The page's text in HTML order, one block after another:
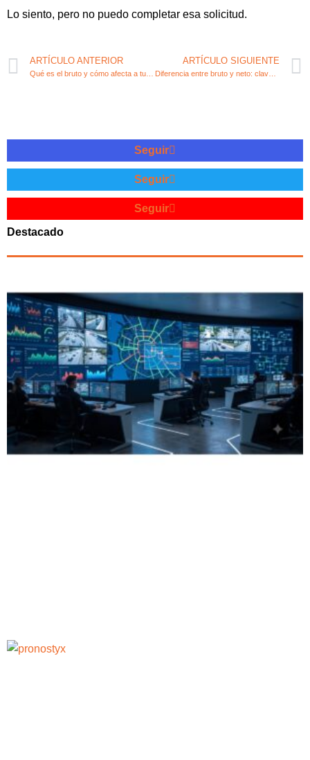
Lo siento, pero no puedo completar esa solicitud.
ARTÍCULO ANTERIOR ARTÍCULO SIGUIENTE
Diferencia entre bruto y neto: claves fiscales para emprendedores
Seguir
Seguir
Seguir
Destacado